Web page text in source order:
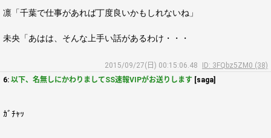
凛「千葉で仕事があれば丁度良いかもしれないね」
未央「あはは、そんな上手い話があるわけ・・・
2015/09/27(日) 00:15:06.48
ID: 3FQbz5ZM0 (38)
6: 以下、名無しにかわりましてSS速報VIPがお送りします [saga]
ｶﾞﾁｬｯ